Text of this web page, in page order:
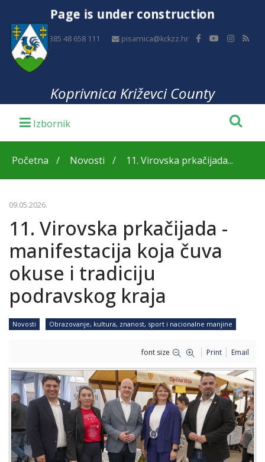
Page is under construction
+385 48 658 111 pisarnica@kckzz.hr
Koprivnica Križevci County
Početna Novosti 11. Virovska prkačijada...
09.05.2026.
11. Virovska prkačijada -
manifestacija koja čuva
okuse i tradiciju
podravskog kraja
Novosti Obrazovanje, kultura, znanost, sport i nacionalne manjine
font size Print Email